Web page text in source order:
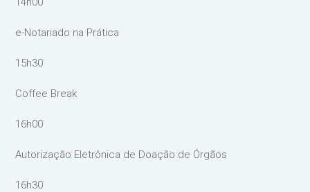
e-Notariado na Prática
15h30
Coffee Break
16h00
Autorização Eletrônica de Doação de Órgãos
16h30